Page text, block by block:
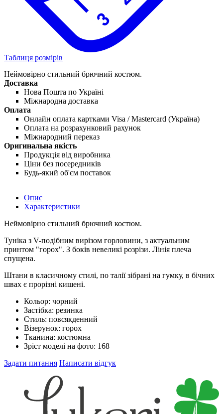
Таблиця розмірів
Неймовірно стильний брючний костюм.
Доставка
Нова Пошта по Україні
Міжнародна доставка
Оплата
Онлайн оплата картками Visa / Mastercard (Україна)
Оплата на розрахунковий рахунок
Міжнародний переказ
Оригинальна якість
Продукція від виробника
Ціни без посередників
Будь-який об'єм поставок
Опис
Характеристики
Неймовірно стильний брючний костюм.
Туніка з V-подібним вирізом горловини, з актуальним
принтом "горох". З боків невеликі розрізи. Лінія плеча
спущена.
Штани в класичному стилі, по талії зібрані на гумку, в бічних
швах є прорізні кишені.
Кольор: чорний
Застібка: резинка
Стиль: повсякденний
Візерунок: горох
Тканина: костюмна
Зріст моделі на фото: 168
Задати питання Написати відгук